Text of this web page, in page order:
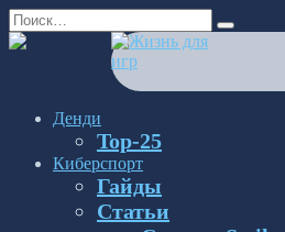
Перейти
к
Search
for:
Денди
Top-25
Киберспорт
Гайды
Статьи